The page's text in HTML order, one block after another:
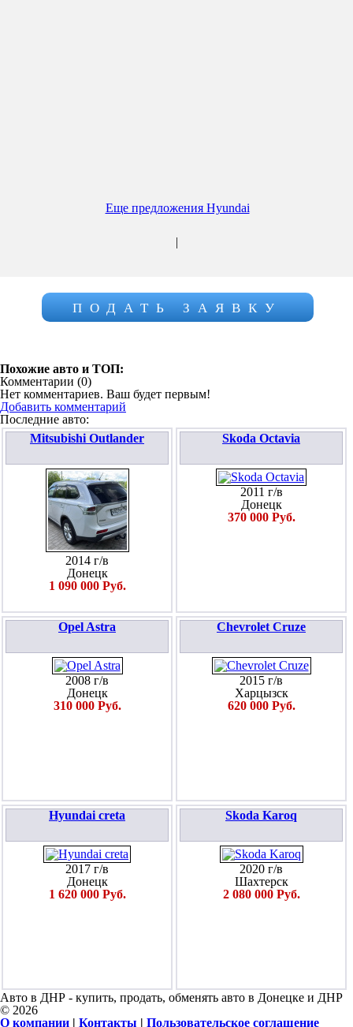
Еще предложения Hyundai
|
ПОДАТЬ ЗАЯВКУ
Похожие авто и ТОП:
Комментарии (0)
Нет комментариев. Ваш будет первым!
Добавить комментарий
Последние авто:
Mitsubishi Outlander
2014 г/в
Донецк
1 090 000 Руб.
Skoda Octavia
2011 г/в
Донецк
370 000 Руб.
Opel Astra
2008 г/в
Донецк
310 000 Руб.
Chevrolet Cruze
2015 г/в
Харцызск
620 000 Руб.
Hyundai creta
2017 г/в
Донецк
1 620 000 Руб.
Skoda Karoq
2020 г/в
Шахтерск
2 080 000 Руб.
Авто в ДНР - купить, продать, обменять авто в Донецке и ДНР
© 2026
О компании | Контакты | Пользовательское соглашение